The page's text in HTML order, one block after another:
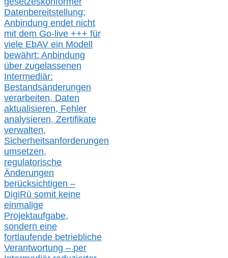
Datenbereitstellung;
Anbindung endet nicht
mit dem Go-live +++ für
viele EbAV ein Modell
bewährt: Anbindung
über zugelassenen
Intermediär:
Bestandsänderungen
verarbeiten, Daten
aktualisieren, Fehler
analysieren, Zertifikate
verwalten,
Sicherheitsanforderungen
umsetzen,
regulatorische
Änderungen
berücksichtigen –
DigiRü somit keine
einmalige
Projektaufgabe,
sondern eine
fortlaufende betriebliche
Verantwortung – per